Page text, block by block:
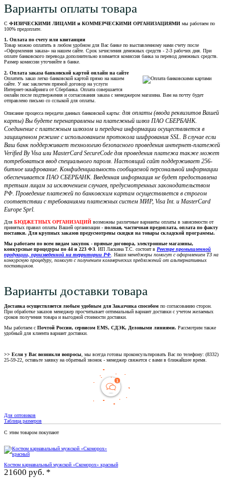
Варианты оплаты товара
С ФИЗИЧЕСКИМИ ЛИЦАМИ и КОММЕРЧЕСКИМИ ОРГАНИЗАЦИЯМИ мы работаем по
100% предоплате.
1. Оплата по счету или квитанции
Товар можно оплатить в любом удобном для Вас банке по выставленному нами счету после
«Оформления заказа» на нашем сайте. Срок зачисления денежных средств - 2-3 рабочих дня. При
оплате банковского перевода дополнительно взимается комиссия банка за перевод денежных средств.
Размер комиссии уточняйте в банке.
2. Оплата заказа банковской картой онлайн на сайте
Оплатить заказ легко банковской картой прямо на нашем
сайте. У нас заключен прямой договор на услуги
Интернет-эквайринга от Сбербанка. Оплата совершается
онлайн после подтвержения и согласования заказа с менеджером магазина. Вам на почту будет
отправлено письмо со сслыкой для оплаты.
Описание процесса передачи данных банковской карты: для оплаты (ввода реквизитов Вашей
карты) Вы будете перенаправлены на платежный шлюз ПАО СБЕРБАНК.
Соединение с платежным шлюзом и передача информации осуществляется в
защищенном режиме с использованием протокола шифрования SSL. В случае если
Ваш банк поддерживает технологию безопасного проведения интернет-платежей
Verified By Visa или MasterCard SecureCode для проведения платежа также может
потребоваться ввод специального пароля. Настоящий сайт поддерживает 256-
битное шифрование. Конфиденциальность сообщаемой персональной информации
обеспечивается ПАО СБЕРБАНК. Введенная информация не будет предоставлена
третьим лицам за исключением случаев, предусмотренных законодательством
РФ. Проведение платежей по банковским картам осуществляется в строгом
соответствии с требованиями платежных систем МИР, Visa Int. и MasterCard
Europe Sprl.
Для БЮДЖЕТНЫХ ОРГАНИЗАЦИЙ возможны различные варианты оплаты в зависимости от
принятых правил оплаты Вашей организации - полная, частичная предоплата, оплата по факту
поставки. Для крупных заказов предусмотрены скидки на товары складской программы.
Мы работаем по всем видам закупок - прямые договора, электронные магазины,
конкурсные процедуры по 44 и 223 ФЗ. ИП Ласкина Т.С. состоит в Реестре промышленной
продукции, произведенной на территории РФ. Наши менеджеры помогут с оформлением ТЗ на
конкурсную процедуру, помогут с получением коммерческих предложений от альтернативных
поставщиков.
Варианты доставки товара
Доставка осуществляется любым удобным для Заказчика способом по согласованию сторон.
При обработке заказов менеджер просчитывает оптимальный вариант доставки с учетом желаемых
сроков получения товара и выгодной стоимости доставки.
Мы работаем с Почтой России, сервисом EMS, СДЭК, Деловыми линиями. Рассмотрим также
удобный для клиента вариант доставки.
>> Если у Вас возникли вопросы, мы всегда готовы проконсультировать Вас по телефону: (8332)
25-59-22, оставьте заявку на обратный звонок - менеджер свяжется с вами в ближайшее время.
Для оптовиков
Таблица размеров
С этим товаром покупают
Костюм карнавальный мужской «Скоморох» красный
21600 руб. *